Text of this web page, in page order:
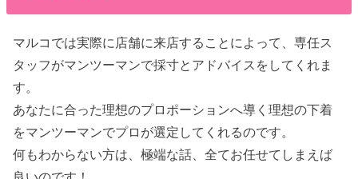
マルコでは実際に店舗に来店することによって、専任ス
タッフがマンツーマンで採寸とアドバイスをしてくれま
す。
あなたに合った理想のプロポーションへ導く理想の下着
をマンツーマンでプロが選定してくれるのです。
何もわからない方は、極端な話、全てお任せてしまえば